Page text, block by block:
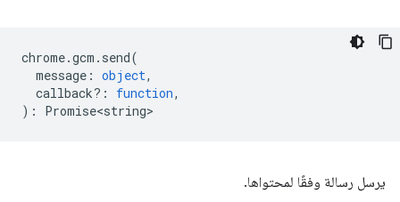
chrome.gcm . send(
message : object,
callback? : function,
) : Promise<string>
يرسل رسالة وفقًا لمحتواها.